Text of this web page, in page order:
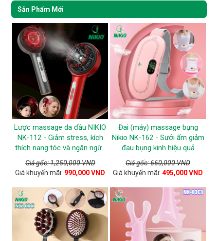
Sản Phẩm Mới
Lược massage da đầu NIKIO
NK-112 - Giảm stress, kích
thích nang tóc và ngăn ngừa
tóc gãy rụng
Giá gốc: 1,250,000 VND
Giá khuyến mãi: 990,000 VND
Đai (máy) massage bụng
Nikio NK-162 - Sưởi ấm giảm
đau bụng kinh hiệu quả
Giá gốc: 660,000 VND
Giá khuyến mãi: 495,000 VND